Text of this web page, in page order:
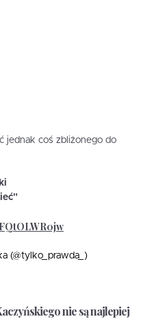
jednak coś zbliżonego do
(@tylko_prawda_)
nie są najlepiej